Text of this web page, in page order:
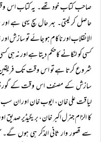
صاحب کتاب خود تھے۔ یہ کتاب اس
حاصل کر لیتی۔ بہر حال سچ یہی ہے
الانقلاب اور ناکام ہو جائے تو سازش
کسی کو لٹکانے کاحکم دیتا ہے اور نہ ہی
سازش کے مصنف اس وقت کے گورنر
لیاقت علی خان، ایوب خان اور ان سب
کا الزام جنرل اکبر خان، بریگیڈیر صدیق
سے قصور وار ثانی الذکر ہی ہوں